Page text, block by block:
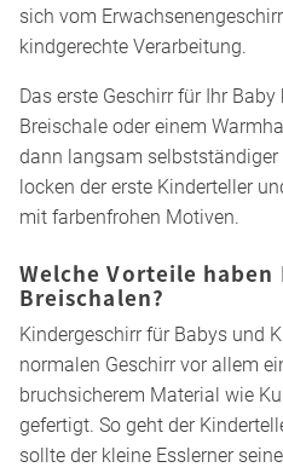
sich vom
kindgerechte Verarbeitung.
Das erste Geschirr für Ihr
Breischale oder einem
dann langsam selbstständiger
locken der erste Kinderteller
mit farbenfrohen Motiven.
Welche Vorteile
Breischalen?
Kindergeschirr für Babys und
normalen Geschirr vor allem
bruchsicherem Material wie
gefertigt. So geht der
sollte der kleine Esslerner